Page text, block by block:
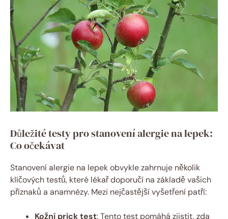
Důležité testy pro stanovení alergie na lepek:
Co očekávat
Stanovení alergie na lepek obvykle zahrnuje několik
klíčových testů, které lékař doporučí na základě vašich
příznaků a anamnézy. Mezi nejčastější vyšetření patří:
Kožní prick test: Tento test pomáhá zjistit, zda